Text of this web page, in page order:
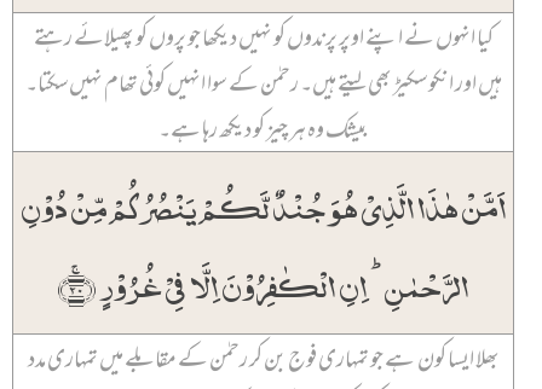
کیا انہوں نے اپنے اوپر پرندوں کو نہیں دیکھا جو پروں کو پھیلائے رہتے
ہیں اور انکو سکیڑ بھی لیتے ہیں۔ رحمٰن کے سوا انہیں کوئی تھام نہیں سکتا۔
بیشک وہ ہر چیز کو دیکھ رہا ہے۔
اَمَّنۡ ہٰذَا الَّذِیۡ ہُوَ جُنۡدٌ لَّکُمۡ یَنۡصُرُکُمۡ مِّنۡ دُوۡنِ
الرَّحۡمٰنِ ؕ اِنِ الۡکٰفِرُوۡنَ اِلَّا فِیۡ غُرُوۡرٍ ﴿ۚ۲۰﴾
بھلا ایسا کون ہے جو تمہاری فوج بن کر رحمٰن کے مقابلے میں تمہاری مدد